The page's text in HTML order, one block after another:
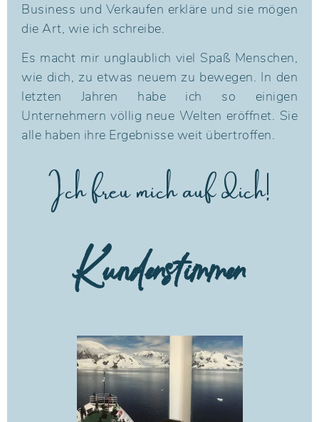
Business und Verkaufen erkläre und sie mögen
die Art, wie ich schreibe.
Es macht mir unglaublich viel Spaß Menschen,
wie dich, zu etwas neuem zu bewegen. In den
letzten Jahren habe ich so einigen
Unternehmern völlig neue Welten eröffnet. Sie
alle haben ihre Ergebnisse weit übertroffen.
Ich freu mich auf dich!
Kundenstimmen